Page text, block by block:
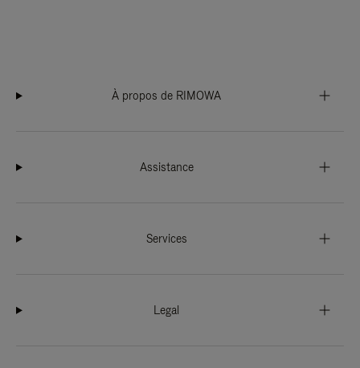
À propos de RIMOWA
Assistance
Services
Legal